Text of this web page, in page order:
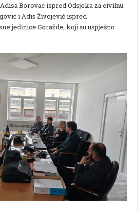
Borovac ispred Odsjeka za civilnu
i Adis Živojević ispred
jedinice Goražde, koji su uspješno